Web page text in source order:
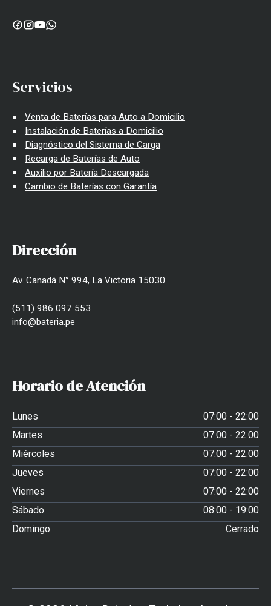
Servicios
Venta de Baterías para Auto a Domicilio
Instalación de Baterías a Domicilio
Diagnóstico del Sistema de Carga
Recarga de Baterías de Auto
Auxilio por Batería Descargada
Cambio de Baterías con Garantía
Dirección
Av. Canadá N° 994, La Victoria 15030
(511) 986 097 553
info@bateria.pe
Horario de Atención
Lunes
07:00 - 22:00
Martes
07:00 - 22:00
Miércoles
07:00 - 22:00
Jueves
07:00 - 22:00
Viernes
07:00 - 22:00
Sábado
08:00 - 19:00
Domingo
Cerrado